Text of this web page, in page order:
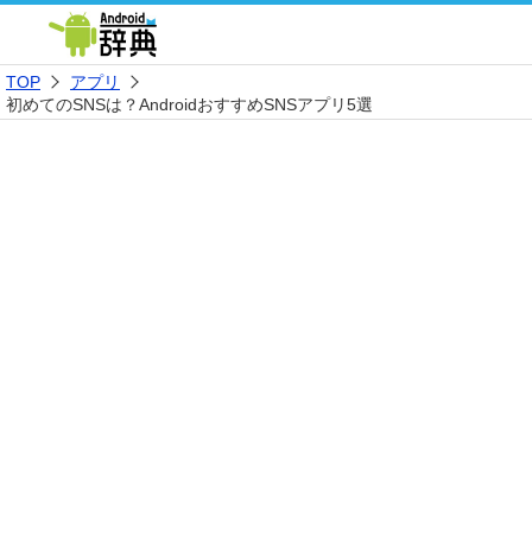
TOP
アプリ
初めてのSNSは？AndroidおすすめSNSアプリ5選